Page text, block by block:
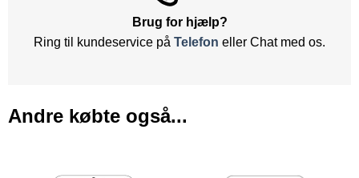
Brug for hjælp?
Ring til kundeservice på Telefon eller Chat med os.
Andre købte også...